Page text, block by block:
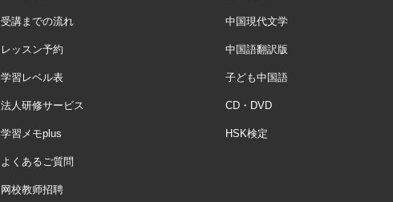
受講までの流れ
レッスン予約
学習レベル表
法人研修サービス
学習メモplus
よくあるご質問
网校教师招聘
中国現代文学
中国語翻訳版
子ども中国語
CD・DVD
HSK検定